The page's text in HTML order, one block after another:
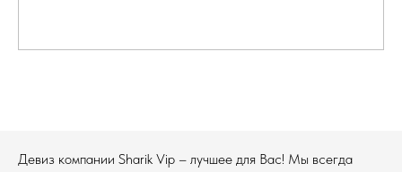
Девиз компании Sharik Vip – лучшее для Вас! Мы всегда